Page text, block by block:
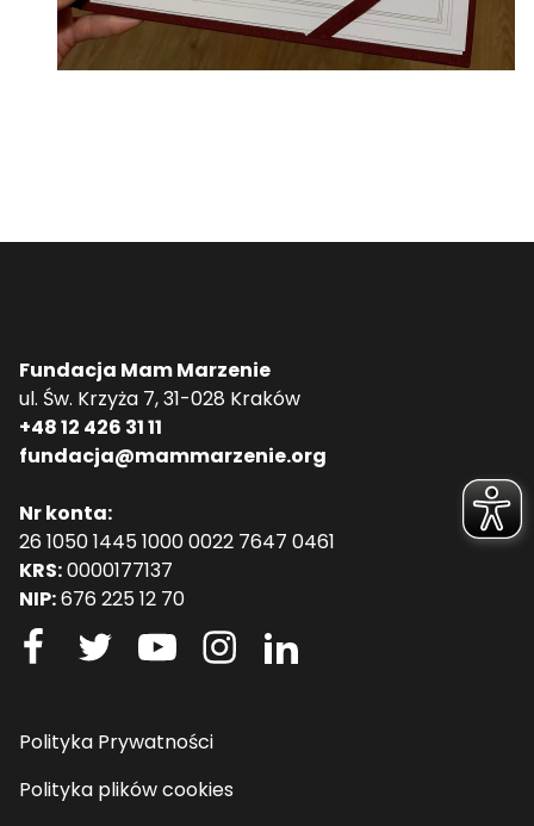
Fundacja Mam Marzenie
ul. Św. Krzyża 7, 31-028 Kraków
+48 12 426 31 11
fundacja@mammarzenie.org
Nr konta:
26 1050 1445 1000 0022 7647 0461
KRS:0000177137
NIP:676 225 12 70
Polityka Prywatności
Polityka plików cookies